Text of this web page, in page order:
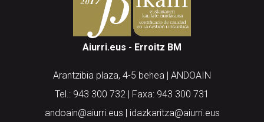
Aiurri.eus - Erroitz BM
Arantzibia plaza, 4-5 behea | ANDOAIN
Tel.: 943 300 732 | Faxa: 943 300 731
andoain@aiurri.eus | idazkaritza@aiurri.eus